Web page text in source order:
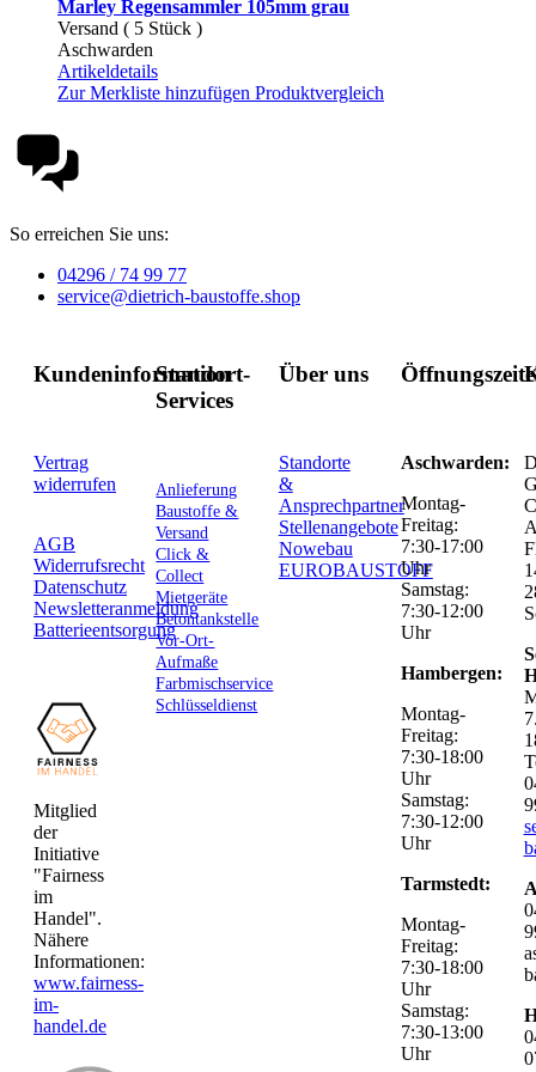
Marley Regensammler 105mm grau
Versand ( 5 Stück )
Aschwarden
Artikeldetails
Zur Merkliste hinzufügen Produktvergleich
So erreichen Sie uns:
04296 / 74 99 77
service@dietrich-baustoffe.shop
Kundeninformation
Vertrag
widerrufen
AGB
Widerrufsrecht
Datenschutz
Newsletteranmeldung
Batterieentsorgung
Mitglied
der
Initiative
"Fairness
im
Handel".
Nähere
Informationen:
www.fairness-
im-
handel.de
Standort-
Services
Anlieferung
Baustoffe &
Versand
Click &
Collect
Mietgeräte
Betontankstelle
Vor-Ort-
Aufmaße
Farbmischservice
Schlüsseldienst
Über uns
Standorte
&
Ansprechpartner
Stellenangebote
Nowebau
EUROBAUSTOFF
Aschwarden:
Montag-
Freitag:
7:30-17:00
Uhr
Samstag:
7:30-12:00
Uhr
Hambergen:
Montag-
Freitag:
7:30-18:00
Uhr
Samstag:
7:30-12:00
Uhr
Tarmstedt:
Montag-
Freitag:
7:30-18:00
Uhr
Samstag:
7:30-13:00
Uhr